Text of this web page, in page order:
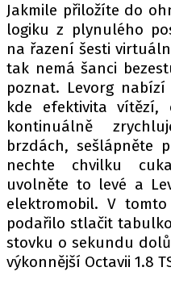
Jakmile přiložíte do
logiku z plynulého
na řazení šesti
tak nemá šanci
poznat. Levorg
kde efektivita vítězí,
kontinuálně
brzdách, sešlápněte
nechte chvilku
uvolněte to levé a
elektromobil. V
podařilo stlačit
stovku o sekundu
výkonnější Octavii 1.8